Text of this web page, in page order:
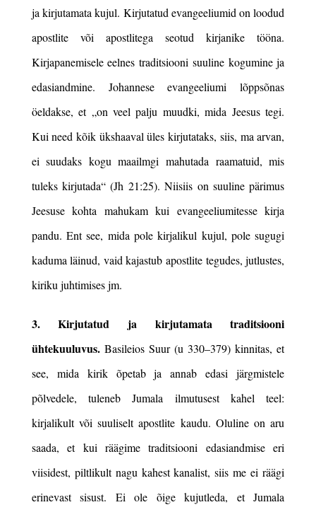
ja kirjutamata kujul. Kirjutatud evangeeliumid on loodud
apostlite või apostlitega seotud kirjanike tööna.
Kirjapanemisele eelnes traditsiooni suuline kogumine ja
edasiandmine. Johannese evangeeliumi lõppsõnas
öeldakse, et „on veel palju muudki, mida Jeesus tegi.
Kui need kõik ükshaaval üles kirjutataks, siis, ma arvan,
ei suudaks kogu maailmgi mahutada raamatuid, mis
tuleks kirjutada“ (Jh 21:25). Niisiis on suuline pärimus
Jeesuse kohta mahukam kui evangeeliumitesse kirja
pandu. Ent see, mida pole kirjalikul kujul, pole sugugi
kaduma läinud, vaid kajastub apostlite tegudes, jutlustes,
kiriku juhtimises jm.
3. Kirjutatud ja kirjutamata traditsiooni
ühtekuuluvus.Basileios Suur (u 330–379) kinnitas, et
see, mida kirik õpetab ja annab edasi järgmistele
põlvedele, tuleneb Jumala ilmutusest kahel teel:
kirjalikult või suuliselt apostlite kaudu. Oluline on aru
saada, et kui räägime traditsiooni edasiandmise eri
viisidest, piltlikult nagu kahest kanalist, siis me ei räägi
erinevast sisust. Ei ole õige kujutleda, et Jumala